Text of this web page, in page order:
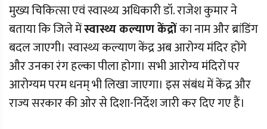
मुख्य चिकित्सा एवं स्वास्थ्य अधिकारी डॉ. राजेश कुमार ने
बताया कि जिले मेंस्वास्थ्य कल्याण केंद्रोंका नाम और ब्रांडिंग
बदल जाएगी। स्वास्थ्य कल्याण केंद्र अब आरोग्य मंदिर होंगे
और उनका रंग हल्का पीला होगा। सभी आरोग्य मंदिरों पर
आरोग्यम परम धनम् भी लिखा जाएगा। इस संबंध में केंद्र और
राज्य सरकार की ओर से दिशा-निर्देश जारी कर दिए गए हैं।